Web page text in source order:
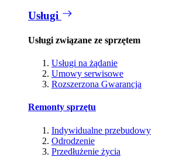
Usługi
Usługi związane ze sprzętem
Usługi na żądanie
Umowy serwisowe
Rozszerzona Gwarancja
Remonty sprzętu
Indywidualne przebudowy
Odrodzenie
Przedłużenie życia